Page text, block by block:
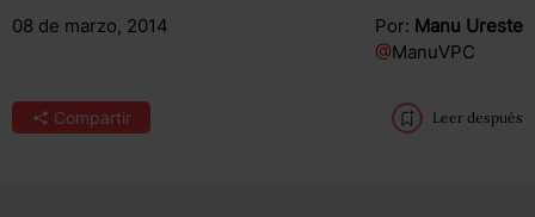
08 de marzo, 2014 Por: Manu Ureste
@ManuVPC
Compartir Leer después